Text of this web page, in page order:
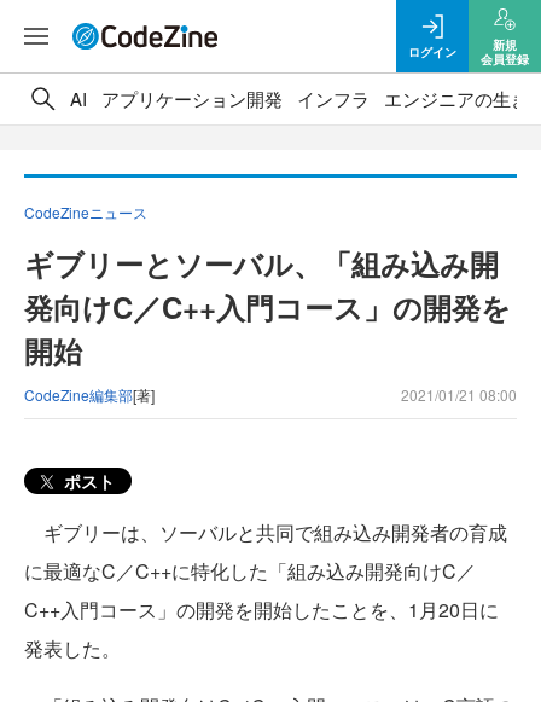
ログイン
新規
会員登録
AI アプリケーション開発 インフラ エンジニアの生き
CodeZineニュース
ギブリーとソーバル、「組み込み開
発向けC／C++入門コース」の開発を
開始
CodeZine編集部[著] 2021/01/21 08:00
ポスト
ギブリーは、ソーバルと共同で組み込み開発者の育成
に最適なC／C++に特化した「組み込み開発向けC／
C++入門コース」の開発を開始したことを、1月20日に
発表した。